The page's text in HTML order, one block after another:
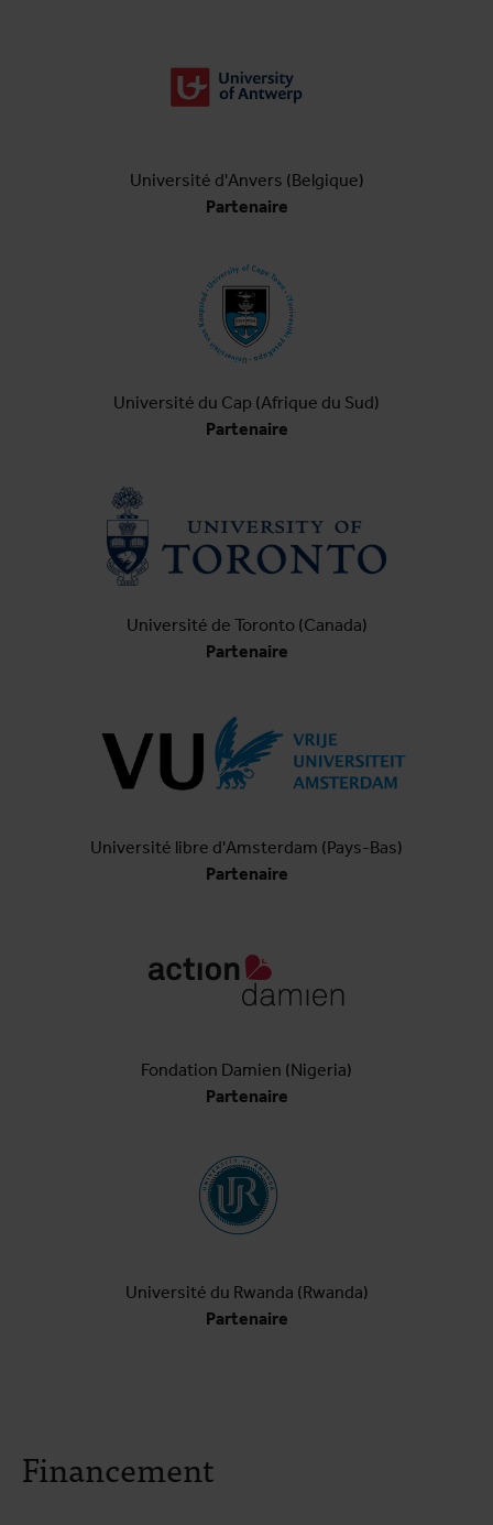
Université d'Anvers (Belgique)
Partenaire
Université du Cap (Afrique du Sud)
Partenaire
Université de Toronto (Canada)
Partenaire
Université libre d'Amsterdam (Pays-Bas)
Partenaire
Fondation Damien (Nigeria)
Partenaire
Université du Rwanda (Rwanda)
Partenaire
Financement